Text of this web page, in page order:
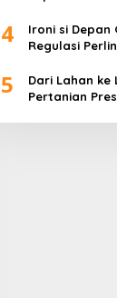
4
Ironi si Depan
Regulasi
5
Dari Lahan
Pertanian